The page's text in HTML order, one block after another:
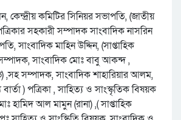
কেন্দ্রীয় কমিটির সিনিয়র সভাপতি, (জাতীয়
সহকারী সম্পাদক সাংবাদিক নাসরিন
সাংবাদিক মাহিন উদ্দিন, (সাপ্তাহিক
সাংবাদিক মোঃ বাবু আকন্দ ,
সম্পাদক, সাংবাদিক শাহারিয়ার আলম,
বার্তা ) পত্রিকা , সাহিত্য ও সাংস্কৃতিক বিষয়ক
হামিদ আল মামুন (রানা) ,( সাপ্তাহিক